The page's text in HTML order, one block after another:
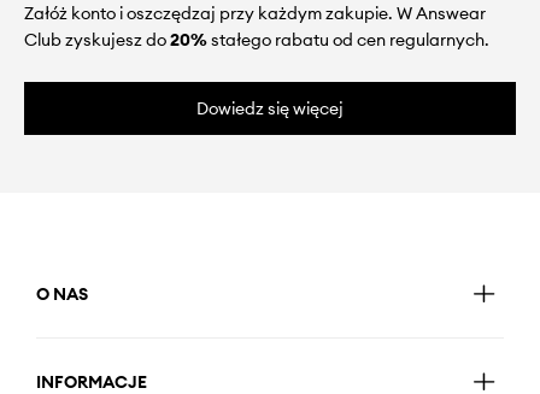
Załóż konto i oszczędzaj przy każdym zakupie. W Answear
Club zyskujesz do20%stałego rabatu od cen regularnych.
Dowiedz się więcej
O NAS
INFORMACJE